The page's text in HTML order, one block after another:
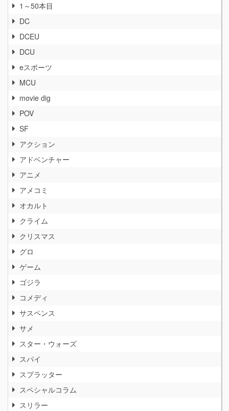
1～50本目
DC
DCEU
DCU
eスポーツ
MCU
movie dig
POV
SF
アクション
アドベンチャー
アニメ
アメコミ
オカルト
クライム
クリスマス
グロ
ゲーム
ゴジラ
コメディ
サスペンス
サメ
スター・ウォーズ
スパイ
スプラッター
スペシャルコラム
スリラー